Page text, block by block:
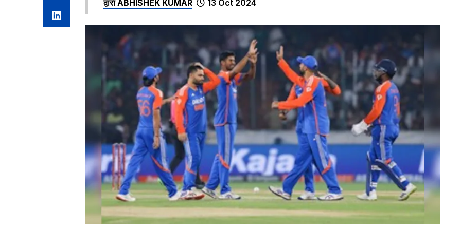
3 1
8 5 2 62 64.58
ऑस्ट्रेलिया 10 6 1 55.00
बांग्लादेश 2 1 0 12 50.00
पाकिस्तान 3 0 22 36.66
वेस्टइंडीज 4 16 33.33
दक्षिण अफ्रीका 4 1 3 0 12 25.00
8 इंग्लैंड 9 3 5 1 21 19.44
श्रीलंका 2 0 2 0 0 0.00
घर में लगातार टेस्ट सीरीज जीत का सबसे लंबा सिलसिला
सीरीज जीत कब से कब तक
भारत 17 2013-2024
द्वाराABHISHEK KUMAR 13 Oct 2024